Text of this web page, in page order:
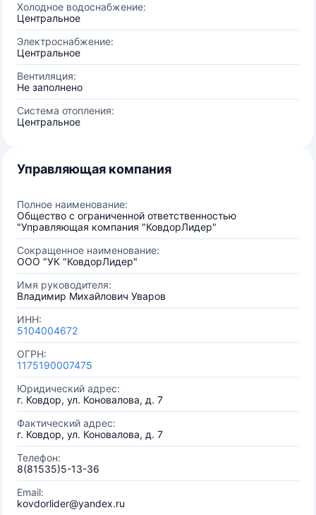
Холодное водоснабжение:
Центральное
Электроснабжение:
Центральное
Вентиляция:
Не заполнено
Система отопления:
Центральное
Управляющая компания
Полное наименование:
Общество с ограниченной ответственностью
"Управляющая компания "КовдорЛидер"
Сокращенное наименование:
ООО "УК "КовдорЛидер"
Имя руководителя:
Владимир Михайлович Уваров
ИНН:
5104004672
ОГРН:
1175190007475
Юридический адрес:
г. Ковдор, ул. Коновалова, д. 7
Фактический адрес:
г. Ковдор, ул. Коновалова, д. 7
Телефон:
8(81535)5-13-36
Email:
kovdorlider@yandex.ru